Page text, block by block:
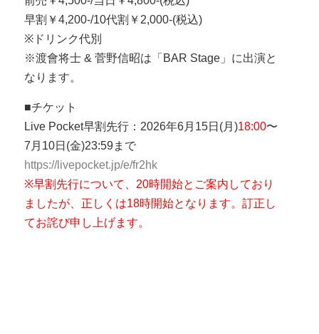
早割￥4,200-/10代割￥2,000-(税込)
※ドリンク代別
※渡會将士 & 菅野信昭は「BAR Stage」に出演と
なります。
■チケット
Live Pocket早割先行：2026年6月15日(月)18:00〜
7月10日(金)23:59まで
https://livepocket.jp/e/fr2hk
※早割先行について、20時開始とご案内しており
ましたが、正しくは18時開始となります。訂正し
てお詫び申し上げます。